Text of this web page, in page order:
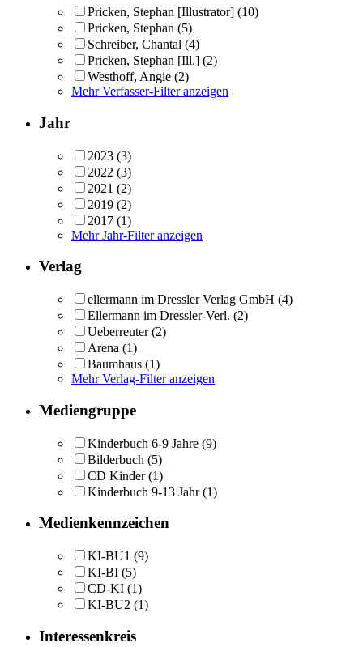
Pricken, Stephan [Illustrator] (10)
Pricken, Stephan (5)
Schreiber, Chantal (4)
Pricken, Stephan [Ill.] (2)
Westhoff, Angie (2)
Mehr Verfasser-Filter anzeigen
Jahr
2023 (3)
2022 (3)
2021 (2)
2019 (2)
2017 (1)
Mehr Jahr-Filter anzeigen
Verlag
ellermann im Dressler Verlag GmbH (4)
Ellermann im Dressler-Verl. (2)
Ueberreuter(2)
Arena (1)
Baumhaus (1)
Mehr Verlag-Filter anzeigen
Mediengruppe
Kinderbuch 6-9 Jahre (9)
Bilderbuch (5)
CD Kinder (1)
Kinderbuch 9-13 Jahr (1)
Medienkennzeichen
KI-BU1 (9)
KI-BI (5)
CD-KI (1)
KI-BU2 (1)
Interessenkreis